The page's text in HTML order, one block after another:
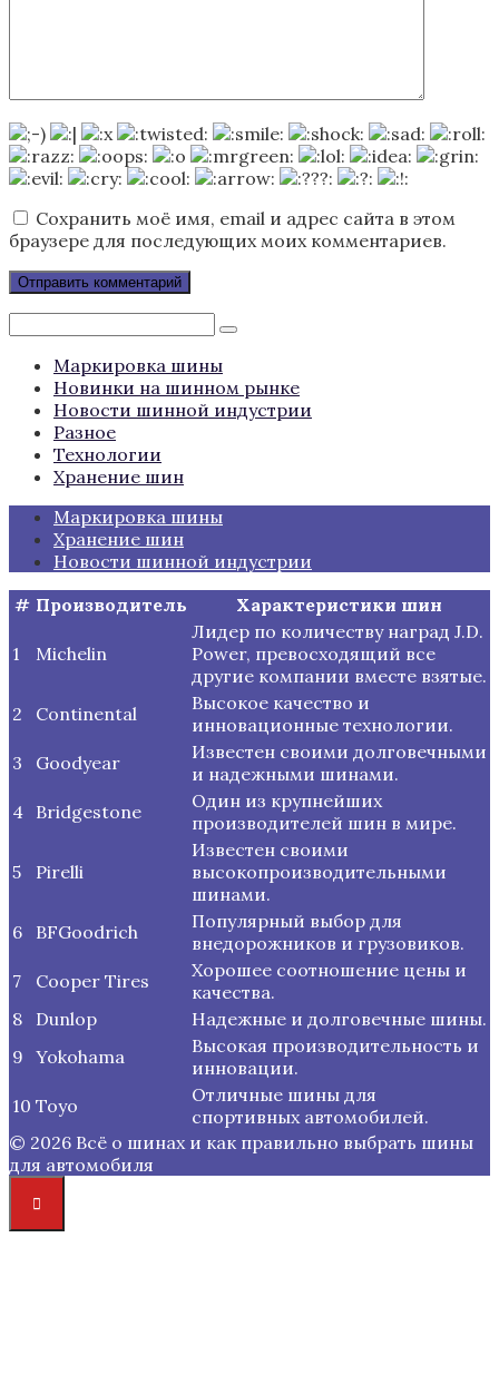
Сохранить моё имя, email и адрес сайта в этом
браузере для последующих моих комментариев.
Поиск:
Маркировка шины
Новинки на шинном рынке
Новости шинной индустрии
Разное
Технологии
Хранение шин
Маркировка шины
Хранение шин
Новости шинной индустрии
# Производитель Характеристики шин
1 Michelin
Лидер по количеству наград J.D.
Power, превосходящий все
другие компании вместе взятые.
2
Continental
Высокое качество и
инновационные технологии.
3
Goodyear
Известен своими долговечными
и надежными шинами.
4 Bridgestone
Один из крупнейших
производителей шин в мире.
5 Pirelli
Известен своими
высокопроизводительными
шинами.
6
BFGoodrich
Популярный выбор для
внедорожников и грузовиков.
7
Cooper Tires
Хорошее соотношение цены и
качества.
8
Dunlop
Надежные и долговечные шины.
9 Yokohama
Высокая производительность и
инновации.
10 Toyo
Отличные шины для
спортивных автомобилей.
© 2026 Всё о шинах и как правильно выбрать шины
для автомобиля